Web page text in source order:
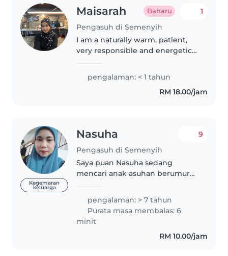
Maisarah Baharu
Pengasuh di Semenyih
1
I am a naturally warm, patient,
very responsible and energetic
spending time with children. I
have great experience caring for
younger cousins and family..
pengalaman: < 1 tahun
RM 18.00/jam
Kegemaran
keluarga
Nasuha
Pengasuh di Semenyih
9
Saya puan Nasuha sedang
mencari anak asuhan berumur
mengasuh.Jika berminat boleh
pm sy.
pengalaman: > 7 tahun
Purata masa membalas: 6
minit
RM 10.00/jam